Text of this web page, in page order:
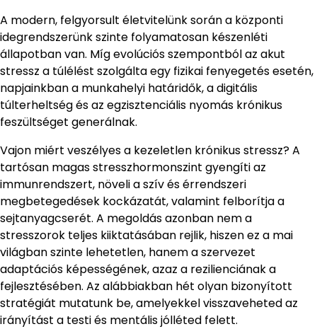
A modern, felgyorsult életvitelünk során a központi
idegrendszerünk szinte folyamatosan készenléti
állapotban van. Míg evolúciós szempontból az akut
stressz a túlélést szolgálta egy fizikai fenyegetés esetén,
napjainkban a munkahelyi határidők, a digitális
túlterheltség és az egzisztenciális nyomás krónikus
feszültséget generálnak.
Vajon miért veszélyes a kezeletlen krónikus stressz? A
tartósan magas stresszhormonszint gyengíti az
immunrendszert, növeli a szív és érrendszeri
megbetegedések kockázatát, valamint felborítja a
sejtanyagcserét. A megoldás azonban nem a
stresszorok teljes kiiktatásában rejlik, hiszen ez a mai
világban szinte lehetetlen, hanem a szervezet
adaptációs képességének, azaz a rezilienciának a
fejlesztésében. Az alábbiakban hét olyan bizonyított
stratégiát mutatunk be, amelyekkel visszaveheted az
irányítást a testi és mentális jólléted felett.